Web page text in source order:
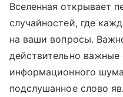
Вселенная открывает
случайностей, где
на ваши вопросы.
действительно важные
информационного
подслушанное слово